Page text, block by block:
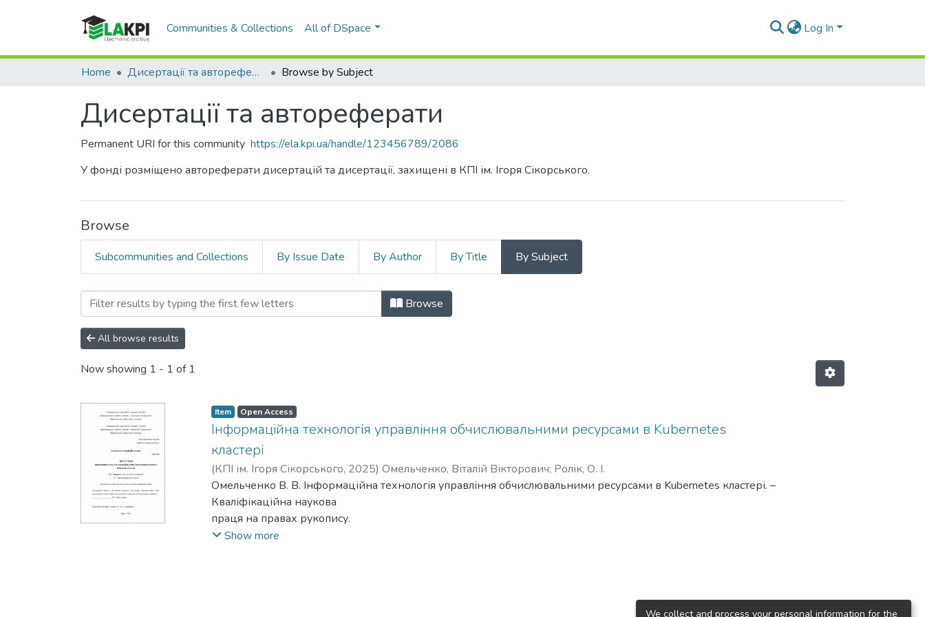
Communities & Collections All of DSpace Log In
Home Дисертації та автореферати Browse by Subject
Дисертації та автореферати
Permanent URI for this community https://ela.kpi.ua/handle/123456789/2086
У фонді розміщено автореферати дисертацій та дисертації, захищені в КПІ ім. Ігоря Сікорського.
Browse
Subcommunities and Collections By Issue Date By Author By Title By Subject
Browsing Дисертації та автореферати by Subject "004"
Browse
All browse results
Now showing 1 - 1 of 1
Item Open Access
Інформаційна технологія управління обчислювальними ресурсами в Kubernetes
кластері
(КПІ ім. Ігоря Сікорського, 2025) Омельченко, Віталій Вікторович; Ролік, О. І.
Омельченко В. В. Інформаційна технологія управління обчислювальними ресурсами в Kubernetes кластері. –
Кваліфікаційна наукова
праця на правах рукопису.
Дисертація на здобуття наукового ступеня доктора філософії за спеціальністю 126 – Інформаційні системи
ресурсами в кластерах Kubernetes. Сучасні інформаційні системи підтримують велику кількість застосунків.
Show more
We collect and process your personal information for the